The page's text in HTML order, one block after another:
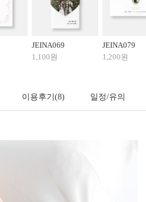
JEINA069
1,100원
JEINA079
1,200원
이용후기(8) 일정/유의